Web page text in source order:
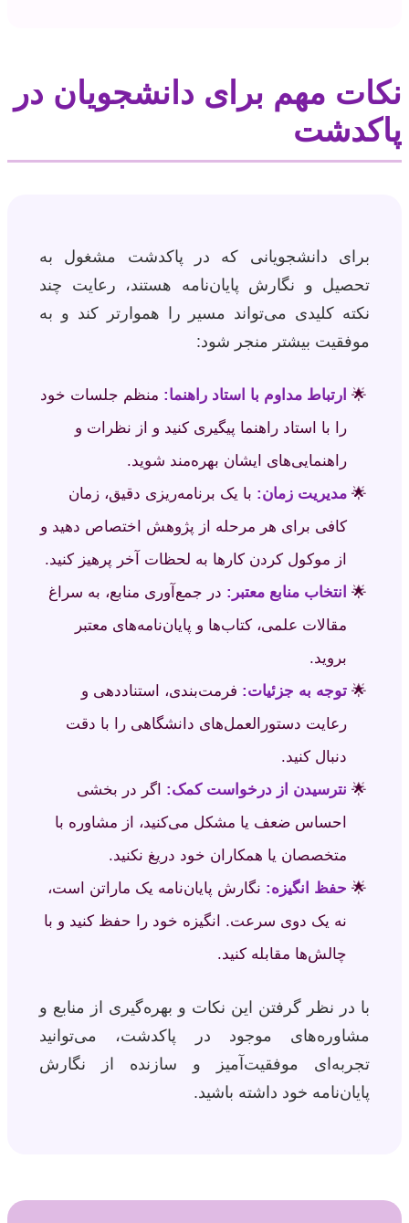
نکات مهم برای دانشجویان در
پاکدشت
برای دانشجویانی که در پاکدشت مشغول به
تحصیل و نگارش پایان‌نامه هستند، رعایت چند
نکته کلیدی می‌تواند مسیر را هموارتر کند و به
موفقیت بیشتر منجر شود:
ارتباط مداوم با استاد راهنما: منظم جلسات خود
را با استاد راهنما پیگیری کنید و از نظرات و
راهنمایی‌های ایشان بهره‌مند شوید.
مدیریت زمان: با یک برنامه‌ریزی دقیق، زمان
کافی برای هر مرحله از پژوهش اختصاص دهید و
از موکول کردن کارها به لحظات آخر پرهیز کنید.
انتخاب منابع معتبر: در جمع‌آوری منابع، به سراغ
مقالات علمی، کتاب‌ها و پایان‌نامه‌های معتبر
بروید.
توجه به جزئیات: فرمت‌بندی، استناددهی و
رعایت دستورالعمل‌های دانشگاهی را با دقت
دنبال کنید.
نترسیدن از درخواست کمک: اگر در بخشی
احساس ضعف یا مشکل می‌کنید، از مشاوره با
متخصصان یا همکاران خود دریغ نکنید.
حفظ انگیزه: نگارش پایان‌نامه یک ماراتن است،
نه یک دوی سرعت. انگیزه خود را حفظ کنید و با
چالش‌ها مقابله کنید.
با در نظر گرفتن این نکات و بهره‌گیری از منابع و
مشاوره‌های موجود در پاکدشت، می‌توانید
تجربه‌ای موفقیت‌آمیز و سازنده از نگارش
پایان‌نامه خود داشته باشید.